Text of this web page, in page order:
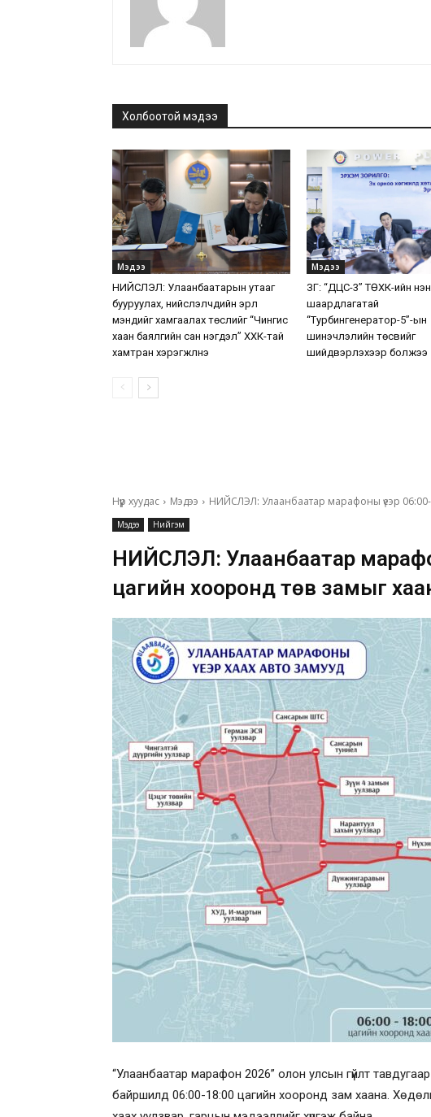
Холбоотой мэдээ
Мэдээ
НИЙСЛЭЛ: Улаанбаатарын утааг
бууруулах, нийслэлчүүдийн эрүүл
мэндийг хамгаалах төслийг “Чингис
хаан баялгийн сан нэгдэл” ХХК-тай
хамтран хэрэгжүүлнэ
Мэдээ
ЗГ: “ДЦС-3” ТӨХК-ийн нэн
шаардлагатай
“Турбингенератор-5”-ын
шинэчлэлийн төсвийг
шийдвэрлэхээр болжээ